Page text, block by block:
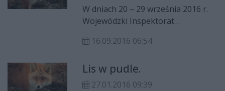
wściekliźnie.
W dniach 20 – 29 września 2016 r.
Wojewódzki Inspektorat
szczepienia przeciwko wściekliźnie
zrzucana będzie z samolotów na
lasy, pola i łąki na terenie
16.09.2016 06:54
Lis w pudle.
27.01.2016 09:39